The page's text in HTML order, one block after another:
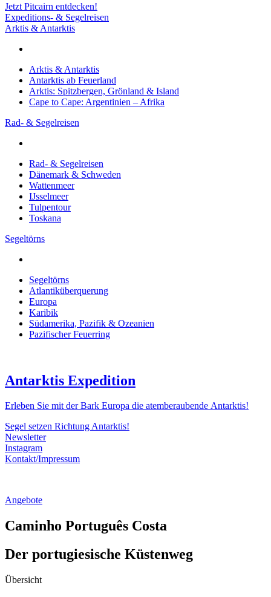
Jetzt Pitcairn entdecken!
Expeditions- & Segelreisen
Arktis & Antarktis
Arktis & Antarktis
Antarktis ab Feuerland
Arktis: Spitzbergen, Grönland & Island
Cape to Cape: Argentinien – Afrika
Rad- & Segelreisen
Rad- & Segelreisen
Dänemark & Schweden
Wattenmeer
IJsselmeer
Tulpentour
Toskana
Segeltörns
Segeltörns
Atlantiküberquerung
Europa
Karibik
Südamerika, Pazifik & Ozeanien
Pazifischer Feuerring
Antarktis Expedition
Erleben Sie mit der Bark Europa die atemberaubende Antarktis!
Segel setzen Richtung Antarktis!
Newsletter
Instagram
Kontakt/Impressum
Angebote
Caminho Português Costa
Der portugiesische Küstenweg
Übersicht